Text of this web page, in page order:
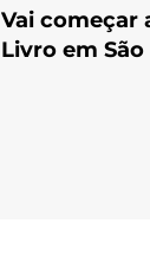
Vai começar
Livro em